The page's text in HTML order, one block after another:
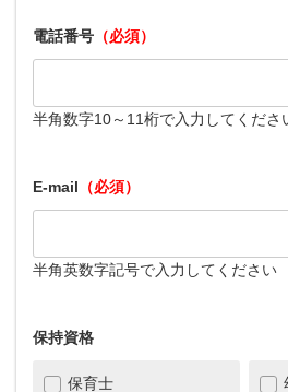
電話番号 （必須）
半角数字10～11桁で入力してくださ
E-mail （必須）
半角英数字記号で入力してください
保持資格
保育士